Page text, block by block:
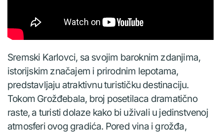
Sremski Karlovci, sa svojim baroknim zdanjima,
istorijskim značajem i prirodnim lepotama,
predstavljaju atraktivnu turističku destinaciju.
Tokom Grožđebala, broj posetilaca dramatično
raste, a turisti dolaze kako bi uživali u jedinstvenoj
atmosferi ovog gradića. Pored vina i grožđa,